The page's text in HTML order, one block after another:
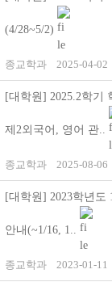
(4/28~5/2)
종교학과 2025-04-02
[대학원] 2025.2학기
제2외국어, 영어 관..
종교학과 2025-08-06
[대학원] 2023학년도
안내(~1/16, 1..
종교학과 2023-01-11